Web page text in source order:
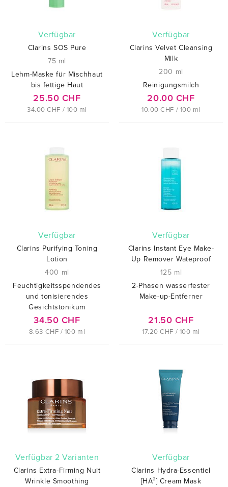
verfügbar
Clarins SOS Pure
75 ml
Lehm-Maske für Mischhaut
bis fettige Haut
25.50 CHF
34.00 CHF / 100 ml
verfügbar
Clarins Velvet Cleansing
Milk
200 ml
Reinigungsmilch
20.00 CHF
10.00 CHF / 100 ml
verfügbar
Clarins Purifying Toning
Lotion
400 ml
Feuchtigkeitsspendendes
und tonisierendes
Gesichtstonikum
34.50 CHF
8.63 CHF / 100 ml
verfügbar
Clarins Instant Eye Make-
Up Remover Wateproof
125 ml
2-Phasen wasserfester
Make-up-Entferner
21.50 CHF
17.20 CHF / 100 ml
verfügbar 2 Varianten
Clarins Extra-Firming Nuit
Wrinkle Smoothing
verfügbar
Clarins Hydra-Essentiel
[HA²] Cream Mask